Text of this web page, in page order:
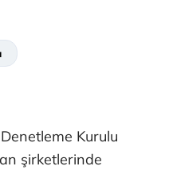
Kurulu
şirketlerinde